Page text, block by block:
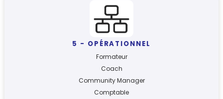
5 - OPÉRATIONNEL
Formateur
Coach
Community Manager
Comptable